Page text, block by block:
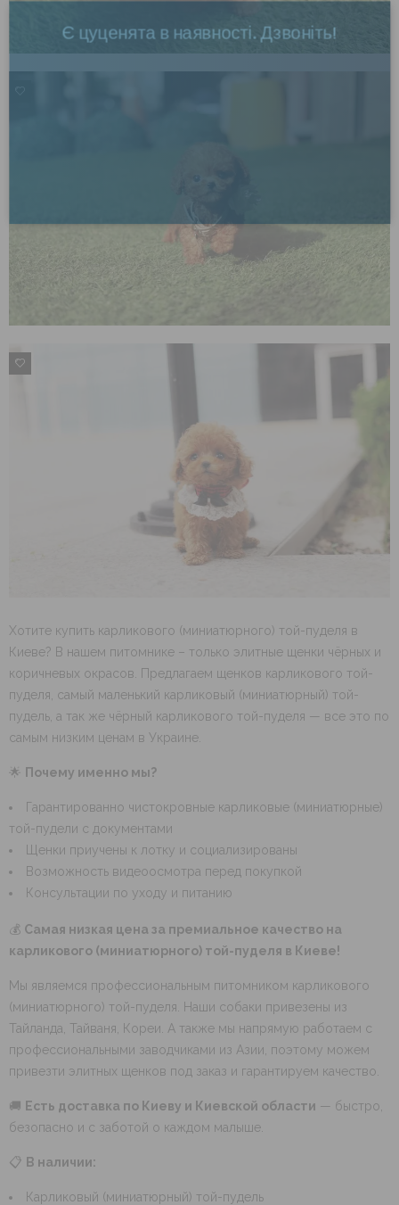
2
Хотите купить карликового (миниатюрного) той-пуделя в
Киеве? В нашем питомнике – только элитные щенки чёрных и
коричневых окрасов. Предлагаем щенков карликового той-
пуделя, самый маленький карликовый (миниатюрный) той-
пудель, а так же чёрный карликового той-пуделя — все это по
самым низким ценам в Украине.
🌟 Почему именно мы?
Гарантированно чистокровные карликовые (миниатюрные)
той-пудели с документами
Щенки приучены к лотку и социализированы
Возможность видеоосмотра перед покупкой
Консультации по уходу и питанию
💰 Самая низкая цена за премиальное качество на
карликового (миниатюрного) той-пуделя в Киеве!
Мы являемся профессиональным питомником карликового
(миниатюрного) той-пуделя. Наши собаки привезены из
Тайланда, Тайваня, Кореи. А также мы напрямую работаем с
профессиональными заводчиками из Азии, поэтому можем
привезти элитных щенков под заказ и гарантируем качество.
🚚 Есть доставка по Киеву и Киевской области — быстро,
безопасно и с заботой о каждом малыше.
📋 В наличии:
Карликовый (миниатюрный) той-пудель
Є цуценята в наявності. Дзвоніть! ×